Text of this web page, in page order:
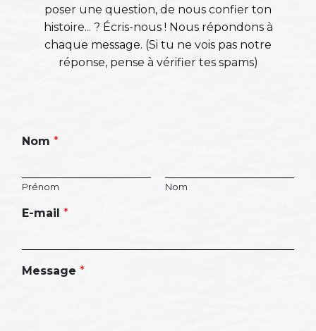
poser une question, de nous confier ton
histoire... ? Écris-nous ! Nous répondons à
chaque message. (Si tu ne vois pas notre
réponse, pense à vérifier tes spams)
Nom *
Prénom Nom
E-mail *
Message *